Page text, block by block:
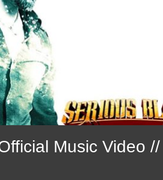
Music Video //